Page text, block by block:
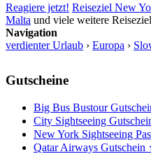
Reagiere jetzt! Reiseziel New
Malta und viele weitere
Navigation
verdienter Urlaub › Europa ›
Gutscheine
Big Bus Bustour
City Sightseeing
New York Sightseeing
Qatar Airways